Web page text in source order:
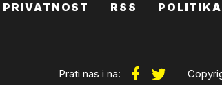
PRIVATNOST RSS
Prati nas i na: